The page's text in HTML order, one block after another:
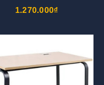
1.270.000₫